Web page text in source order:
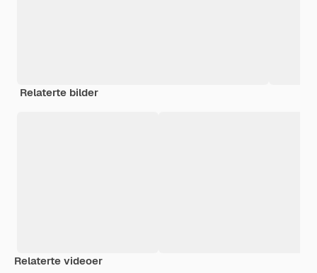
Relaterte bilder
Relaterte videoer